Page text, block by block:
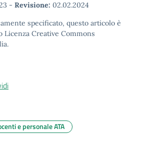
- Revisione: 02.02.2024
specificato, questo articolo è
Licenza Creative Commons
e personale ATA